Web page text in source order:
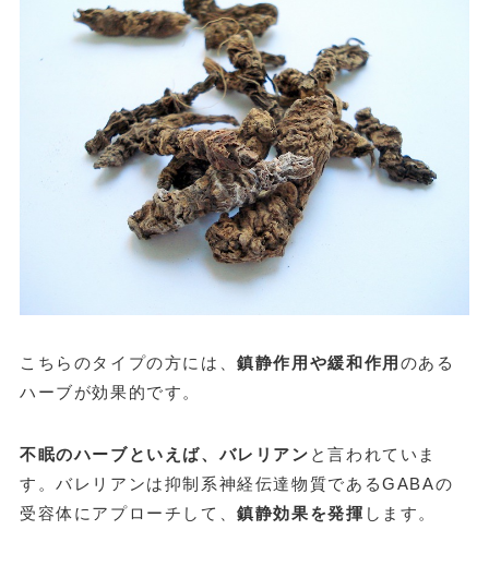
こちらのタイプの方には、鎮静作用や緩和作用 のある
ハーブが効果的です。
不眠のハーブといえば、バレリアン と言われていま
す。バレリアンは抑制系神経伝達物質であるGABAの
受容体にアプローチして、鎮静効果を発揮 します。